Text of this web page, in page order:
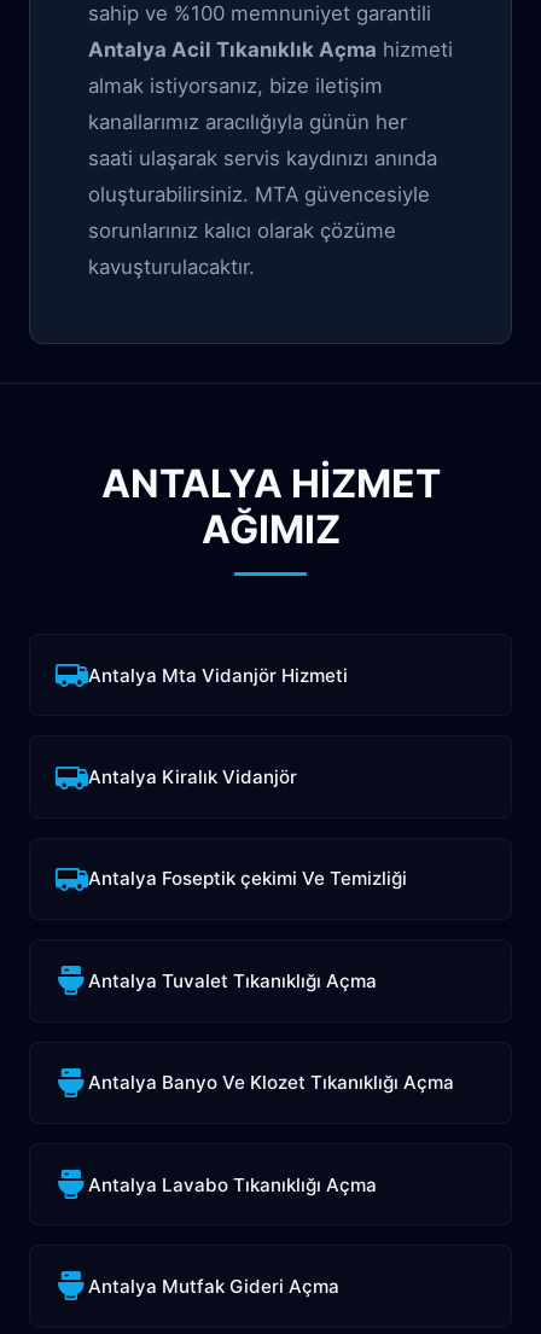
sahip ve %100 memnuniyet garantili
Antalya Acil Tıkanıklık Açma hizmeti
almak istiyorsanız, bize iletişim
kanallarımız aracılığıyla günün her
saati ulaşarak servis kaydınızı anında
oluşturabilirsiniz. MTA güvencesiyle
sorunlarınız kalıcı olarak çözüme
kavuşturulacaktır.
ANTALYA HİZMET
AĞIMIZ
Antalya Mta Vidanjör Hizmeti
Antalya Kiralık Vidanjör
Antalya Foseptik çekimi Ve Temizliği
Antalya Tuvalet Tıkanıklığı Açma
Antalya Banyo Ve Klozet Tıkanıklığı Açma
Antalya Lavabo Tıkanıklığı Açma
Antalya Mutfak Gideri Açma